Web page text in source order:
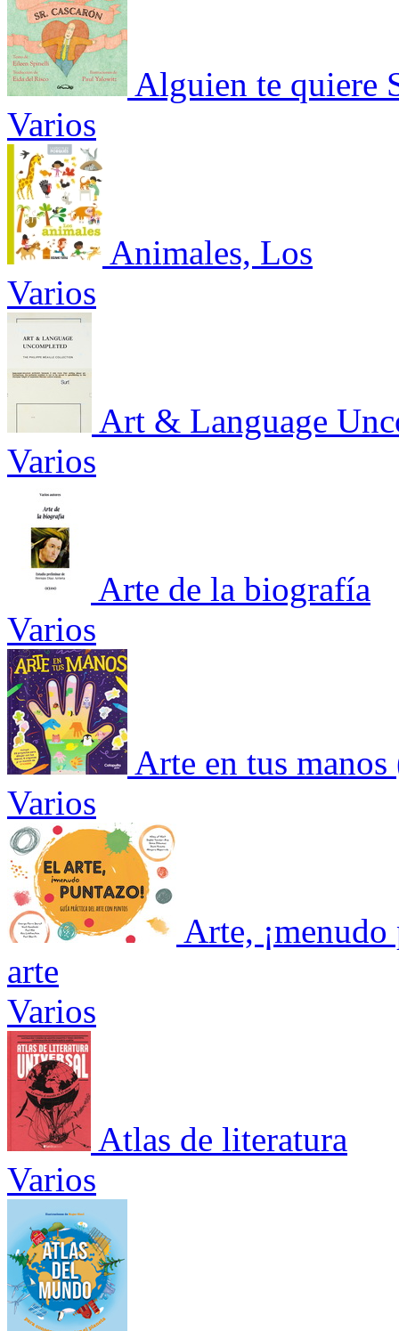
Alguien te quiere
Varios
Animales, Los
Varios
Art & Language
Varios
Arte de la biografía
Varios
Arte en tus
Varios
Arte,
arte
Varios
Atlas de literatura
Varios